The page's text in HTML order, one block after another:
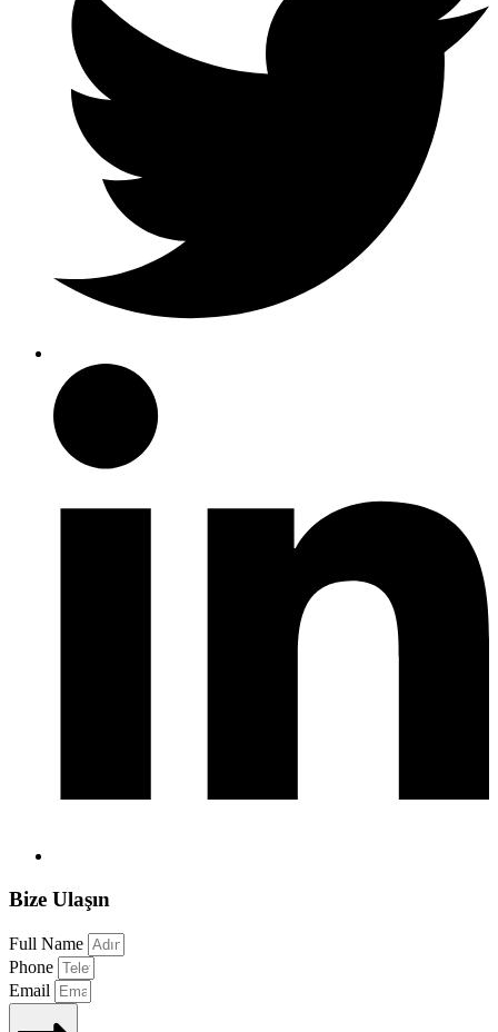
Bize Ulaşın
Full Name
Phone
Email